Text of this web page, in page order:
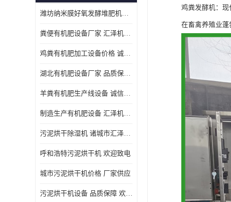
潍坊纳米膜好氧发酵堆肥机定制
粪便有机肥设备厂家 汇泽机械 免费报价
鸡粪有机肥加工设备价格 诚信卖家 致电了解
湖北有机肥设备厂家 品质保障 欢迎咨询
羊粪有机肥生产线设备 诚信卖家 致电了解
制造生产有机肥设备 汇泽机械 免费报价
污泥烘干除湿机 诸城市汇泽机械有限公司
呼和浩特污泥烘干机 欢迎致电
城市污泥烘干机价格 厂家供应
污泥烘干机设备 品质保障 欢迎咨询
鸡粪发酵机：
在畜禽养殖业蓬